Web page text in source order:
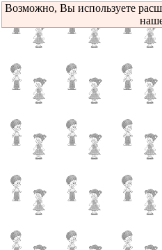
Возможно, Вы используете